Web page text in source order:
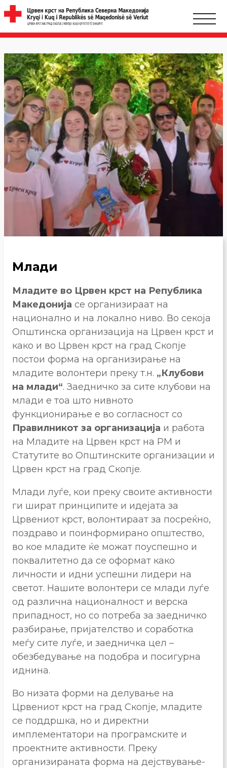
Млади
Младите во Црвен крст на Република
Македонија се организираат на
национално и на локално ниво. Во секоја
Општинска организација на Црвен крст и
како и во Црвен крст на град Скопје
постои форма на организирање на
младите волонтери преку т.н. „Клубови
на млади“. Заедничко за сите клубови на
млади е тоа што нивното
функционирање е во согласност со
Правилникот за организација и работа
на Младите на Црвен крст на РМ и
Статутите во Општинските организации и
Црвен крст на град Скопје.
Млади луѓе, кои преку своите активности
ги шират принципите и идејата за
Црвениот крст, волонтираат за посреќно,
поздраво и поинформирано општество,
во кое младите ќе можат поуспешно и
поквалитетно да се оформат како
личности и идни успешни лидери на
светот. Нашите волонтери се млади луѓе
од различна националност и верска
припадност, но со потреба за заедничко
разбирање, пријателство и соработка
меѓу сите луѓе, и заедничка цел –
обезбедување на подобра и посигурна
иднина.
Во низата форми на делување на
Црвениот крст на град Скопје, младите
се поддршка, но и директни
имплементатори на програмските и
проектните активности. Преку
организираната форма на дејствување-